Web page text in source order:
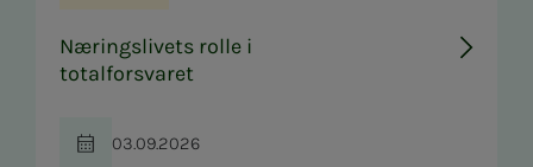
Næringslivets rolle i
totalforsvaret
Tid
03.09.2026